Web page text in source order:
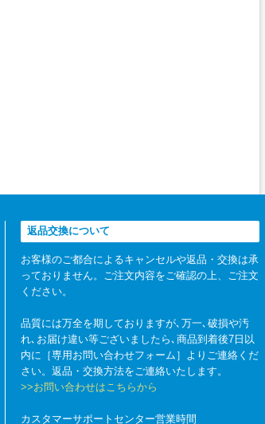
返品交換について
お客様のご都合によるキャンセルや返品・交換は承
っておりません。ご注文内容をご確認の上、ご注文
ください。
品質には万全を期しておりますが､万一､破損や汚
れ､お届け違い等ございましたら､商品到着後7日以
内に［専用お問い合わせフォーム］よりご連絡くだ
さい。返品・交換方法をご連絡いたします。
>>お問い合わせはこちらから
カスタマーサポートセンター営業時間